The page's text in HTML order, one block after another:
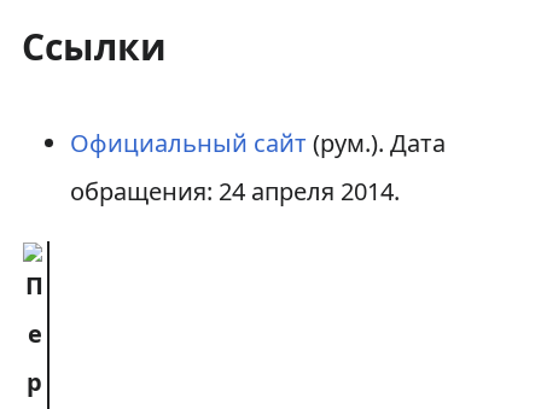
Ссылки
Официальный сайт (рум.). Дата
обращения: 24 апреля 2014.